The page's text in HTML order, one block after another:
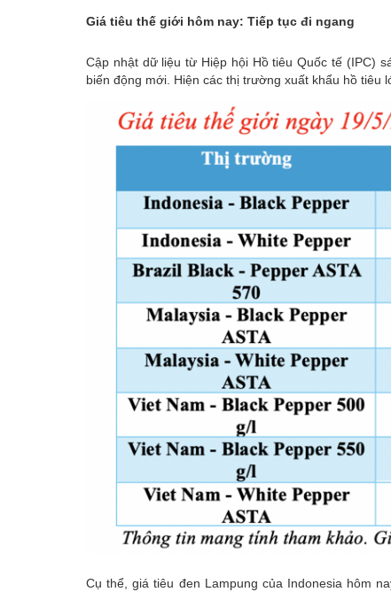
Giá tiêu thế giới hôm nay: Tiếp tục đi ngang
Cập nhật dữ liệu từ Hiệp hội Hồ tiêu Quốc tế (IPC)
biến động mới. Hiện các thị trường xuất khẩu hồ tiêu
Cụ thể, giá tiêu đen Lampung của Indonesia hôm